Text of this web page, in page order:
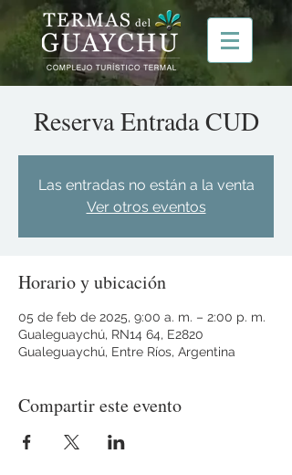
Reserva Entrada CUD
Las entradas no están a la venta
Ver otros eventos
Horario y ubicación
05 de feb de 2025, 9:00 a. m. – 2:00 p. m.
Gualeguaychú, RN14 64, E2820
Gualeguaychú, Entre Ríos, Argentina
Compartir este evento